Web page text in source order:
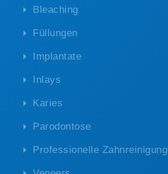
Bleaching
Füllungen
Implantate
Inlays
Karies
Parodontose
Professionelle Zahnreinigung